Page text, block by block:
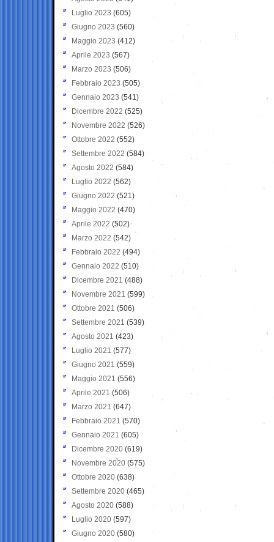
Luglio 2023 (605)
Giugno 2023 (560)
Maggio 2023 (412)
Aprile 2023 (567)
Marzo 2023 (506)
Febbraio 2023 (505)
Gennaio 2023 (541)
Dicembre 2022 (525)
Novembre 2022 (526)
Ottobre 2022 (552)
Settembre 2022 (584)
Agosto 2022 (584)
Luglio 2022 (562)
Giugno 2022 (521)
Maggio 2022 (470)
Aprile 2022 (502)
Marzo 2022 (542)
Febbraio 2022 (494)
Gennaio 2022 (510)
Dicembre 2021 (488)
Novembre 2021 (599)
Ottobre 2021 (506)
Settembre 2021 (539)
Agosto 2021 (423)
Luglio 2021 (577)
Giugno 2021(559)
Maggio 2021 (556)
Aprile 2021 (506)
Marzo 2021 (647)
Febbraio 2021 (570)
Gennaio 2021 (605)
Dicembre 2020 (619)
Novembre 2020 (575)
Ottobre 2020 (638)
Settembre 2020(465)
Agosto 2020 (588)
Luglio 2020 (597)
Giugno 2020 (580)